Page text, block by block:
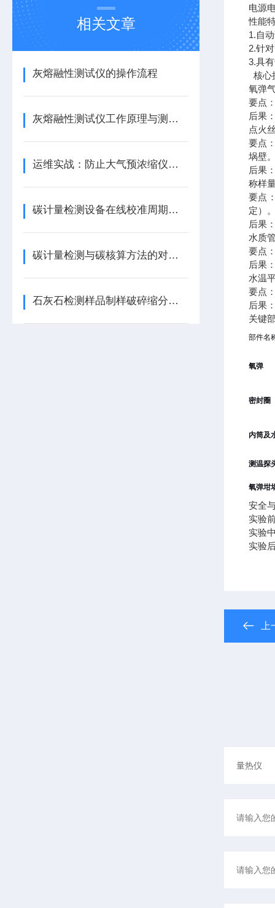
相关文章
灰熔融性测试仪的操作流程
灰熔融性测试仪工作原理与测定方法技术解析
运维实战：防止大气预浓缩仪进样系统堵塞的日常维护清单
碳计量检测设备在线校准周期与性能核查方法
碳计量检测与碳核算方法的对比研究
石灰石检测样品制样破碎缩分与细度研磨要求
电源
性能
1.自
2.针
3.具
核心
氧弹
要点
后果
点火
要点
埚壁
后果
称样
要点
定）
后果
水质
要点
后果
水温
要点
后果
关键
部件名
氧弹
密封圈
内筒及
测温探
氧弹坩
安全
实验
实验
实验